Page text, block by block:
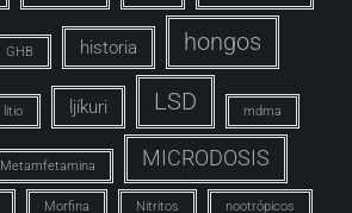
GHB historia hongos
litio ljíkuri LSD mdma
Metamfetamina MICRODOSIS
Morfina Nitritos nootrópicos